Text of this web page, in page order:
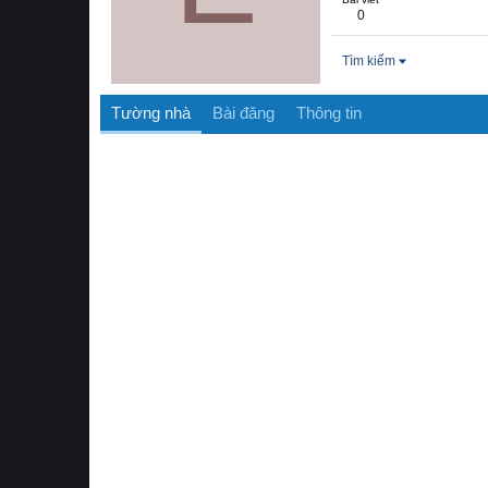
0
Tìm kiếm
Tường nhà Bài đăng Thông tin